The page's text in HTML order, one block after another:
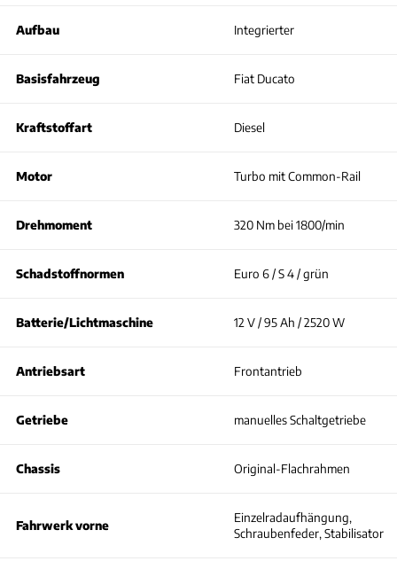
Aufbau Integrierter
Basisfahrzeug Fiat Ducato
Kraftstoffart Diesel
Motor Turbo mit Common-Rail
Drehmoment 320 Nm bei 1800/min
Schadstoffnormen Euro 6 / S 4 / grün
Batterie/Lichtmaschine 12 V / 95 Ah / 2520 W
Antriebsart Frontantrieb
Getriebe manuelles Schaltgetriebe
Chassis Original-Flachrahmen
Fahrwerk vorne
Einzelradaufhängung,
Schraubenfeder, Stabilisator